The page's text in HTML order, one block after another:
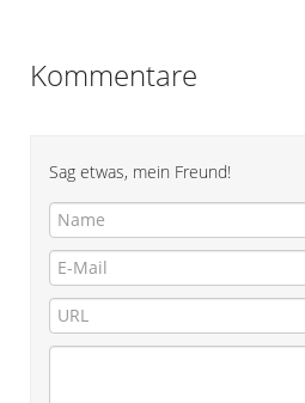
Kommentare
Sag etwas, mein Freund!